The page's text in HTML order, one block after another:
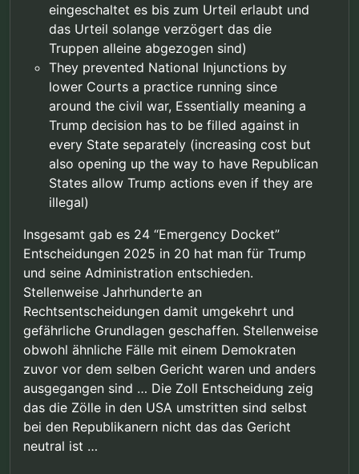
eingeschaltet es bis zum Urteil erlaubt und
das Urteil solange verzögert das die
Truppen alleine abgezogen sind)
They prevented National Injunctions by
lower Courts a practice running since
around the civil war, Essentially meaning a
Trump decision has to be filled against in
every State separately (increasing cost but
also opening up the way to have Republican
States allow Trump actions even if they are
illegal)
Insgesamt gab es 24 “Emergency Docket”
Entscheidungen 2025 in 20 hat man für Trump
und seine Administration entschieden.
Stellenweise Jahrhunderte an
Rechtsentscheidungen damit umgekehrt und
gefährliche Grundlagen geschaffen. Stellenweise
obwohl ähnliche Fälle mit einem Demokraten
zuvor vor dem selben Gericht waren und anders
ausgegangen sind … Die Zoll Entscheidung zeig
das die Zölle in den USA umstritten sind selbst
bei den Republikanern nicht das das Gericht
neutral ist …